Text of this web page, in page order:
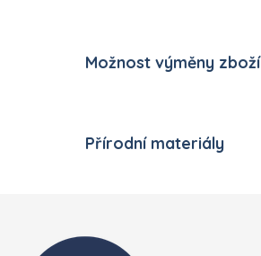
Možnost výměny zboží
Přírodní materiály